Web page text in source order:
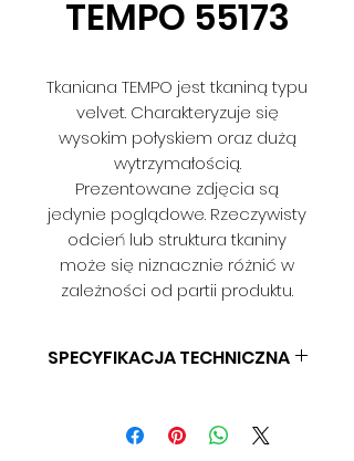
TEMPO 55173
Tkaniana TEMPO jest tkaniną typu
velvet. Charakteryzuje się
wysokim połyskiem oraz dużą
wytrzymałością.
Prezentowane zdjęcia są
jedynie poglądowe. Rzeczywisty
odcień lub struktura tkaniny
może się niznacznie różnić w
zależności od partii produktu.
SPECYFIKACJA TECHNICZNA
GRAMATURA: 310 G/M2
SZEROKOŚĆ: 140 CM